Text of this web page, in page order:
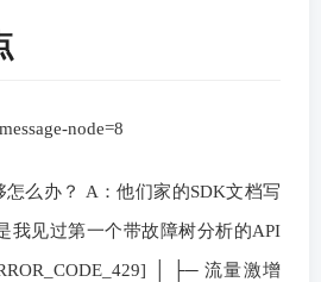
node=8
怎么办？ A：他们家的SDK文档写
我见过第一个带故障树分析的API
│ ├─ 流量激增